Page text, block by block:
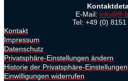
E-Mail: info@ff-
Tel: +49 (0) 8151
Kontakt
Impressum
Datenschutz
Privatsphäre-Einstellungen ändern
Historie der Privatsphäre-Einstellungen
Einwilligungen widerrufen